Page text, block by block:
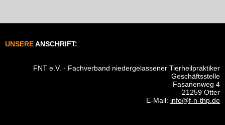
UNSEREANSCHRIFT:
FNT e.V. - Fachverband niedergelassener Tierheilpraktiker
Geschäftsstelle
Fasanenweg 4
21259 Otter
E-Mail: info@f-n-thp.de